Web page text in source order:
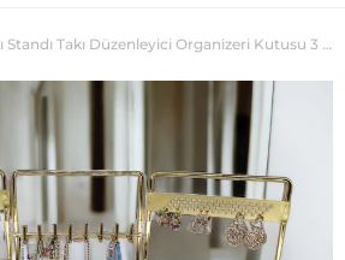
Dekoratif Takı Standı Takı Düzenleyici Organizeri Kutusu 3 Parça Kolye Yüzük Küpelik Model-2 Gold